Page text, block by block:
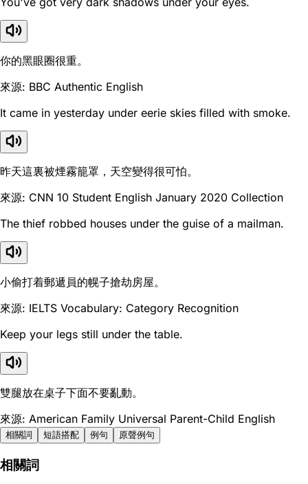
你的黑眼圈很重。
來源: BBC Authentic English
It came in yesterday under eerie skies filled with smoke.
昨天這裏被煙霧籠罩，天空變得很可怕。
來源: CNN 10 Student English January 2020 Collection
The thief robbed houses under the guise of a mailman.
小偷打着郵遞員的幌子搶劫房屋。
來源: IELTS Vocabulary: Category Recognition
Keep your legs still under the table.
雙腿放在桌子下面不要亂動。
來源: American Family Universal Parent-Child English
相關詞 短語搭配 例句 原聲例句
相關詞